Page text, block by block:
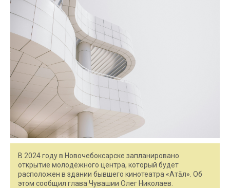
В 2024 году в Новочебоксарске запланировано
открытие молодёжного центра, который будет
расположен в здании бывшего кинотеатра «Атāл». Об
этом сообщил глава Чувашии Олег Николаев.